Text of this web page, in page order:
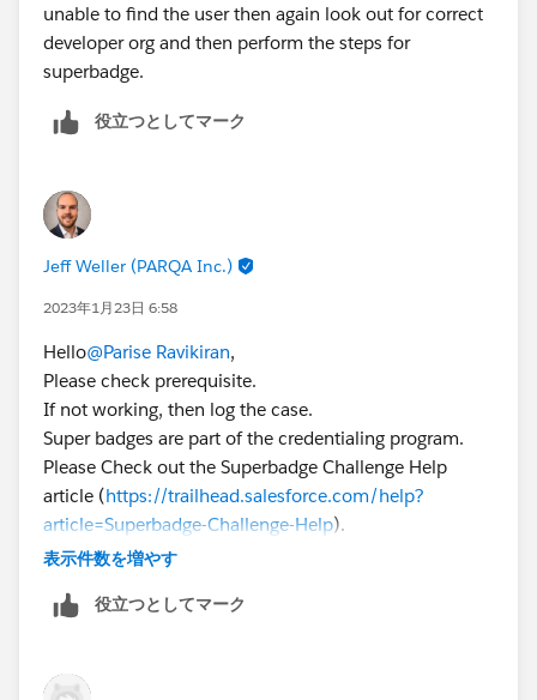
unable to find the user then again look out for correct
developer org and then perform the steps for
superbadge.
役立つとしてマーク
Jeff Weller (PARQA Inc.)
2023年1月23日 6:58
Hello@Parise Ravikiran,
Please check prerequisite.
If not working, then log the case.
Super badges are part of the credentialing program.
Please Check out the Superbadge Challenge Help
article (https://trailhead.salesforce.com/help?
article=Superbadge-Challenge-Help).
To log a case click
表示件数を増やす
役立つとしてマーク